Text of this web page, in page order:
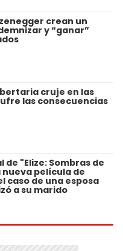
crean un
y “ganar”
cruje en las
las consecuencias
de "Elize: Sombras de
película de
caso de una esposa
a su marido